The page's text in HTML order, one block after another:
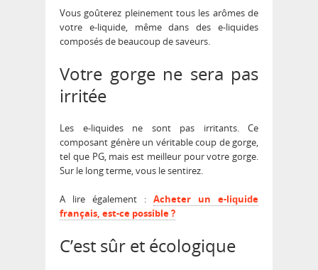
Vous goûterez pleinement tous les arômes de
votre e-liquide, même dans des e-liquides
composés de beaucoup de saveurs.
Votre gorge ne sera pas
irritée
Les e-liquides ne sont pas irritants. Ce
composant génère un véritable coup de gorge,
tel que PG, mais est meilleur pour votre gorge.
Sur le long terme, vous le sentirez.
A lire également : Acheter un e-liquide
français, est-ce possible ?
C’est sûr et écologique